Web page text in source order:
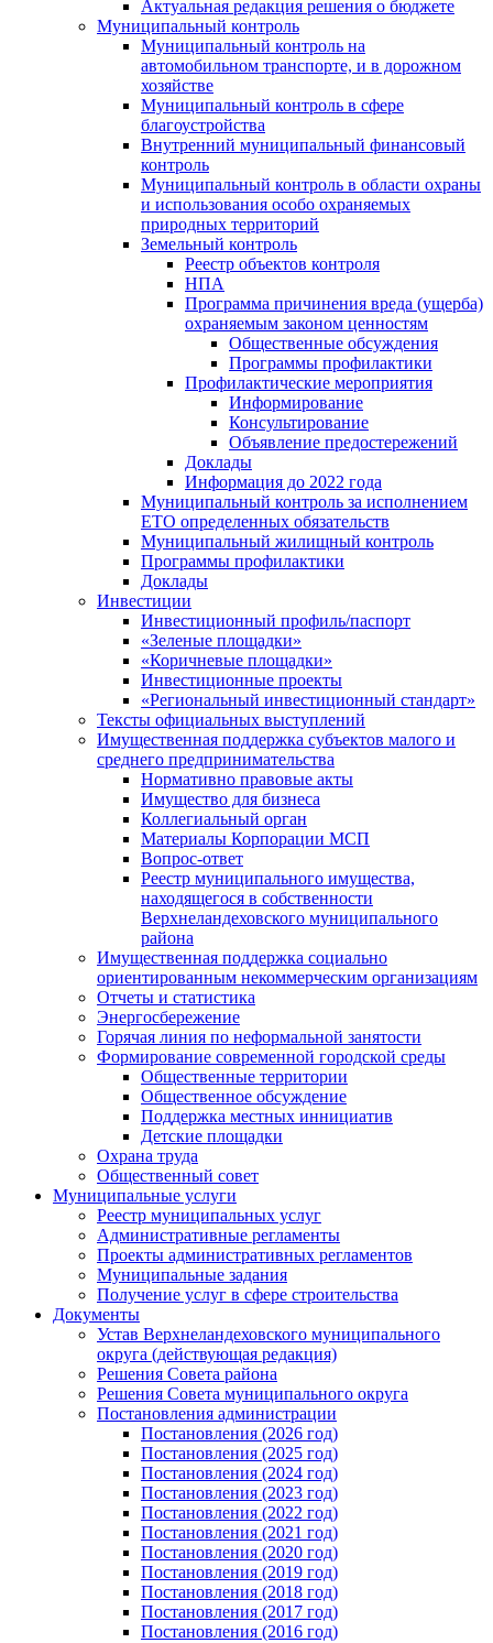
Актуальная редакция решения о бюджете
Муниципальный контроль
Муниципальный контроль на
автомобильном транспорте, и в дорожном
хозяйстве
Муниципальный контроль в сфере
благоустройства
Внутренний муниципальный финансовый
контроль
Муниципальный контроль в области охраны
и использования особо охраняемых
природных территорий
Земельный контроль
Реестр объектов контроля
НПА
Программа причинения вреда (ущерба)
охраняемым законом ценностям
Общественные обсуждения
Программы профилактики
Профилактические мероприятия
Информирование
Консультирование
Объявление предостережений
Доклады
Информация до 2022 года
Муниципальный контроль за исполнением
ЕТО определенных обязательств
Муниципальный жилищный контроль
Программы профилактики
Доклады
Инвестиции
Инвестиционный профиль/паспорт
«Зеленые площадки»
«Коричневые площадки»
Инвестиционные проекты
«Региональный инвестиционный стандарт»
Тексты официальных выступлений
Имущественная поддержка субъектов малого и
среднего предпринимательства
Нормативно правовые акты
Имущество для бизнеса
Коллегиальный орган
Материалы Корпорации МСП
Вопрос-ответ
Реестр муниципального имущества,
находящегося в собственности
Верхнеландеховского муниципального
района
Имущественная поддержка социально
ориентированным некоммерческим организациям
Отчеты и статистика
Энергосбережение
Горячая линия по неформальной занятости
Формирование современной городской среды
Общественные территории
Общественное обсуждение
Поддержка местных иннициатив
Детские площадки
Охрана труда
Общественный совет
Муниципальные услуги
Реестр муниципальных услуг
Административные регламенты
Проекты административных регламентов
Муниципальные задания
Получение услуг в сфере строительства
Документы
Устав Верхнеландеховского муниципального
округа (действующая редакция)
Решения Совета района
Решения Совета муниципального округа
Постановления администрации
Постановления (2026 год)
Постановления (2025 год)
Постановления (2024 год)
Постановления (2023 год)
Постановления (2022 год)
Постановления (2021 год)
Постановления (2020 год)
Постановления (2019 год)
Постановления (2018 год)
Постановления (2017 год)
Постановления (2016 год)